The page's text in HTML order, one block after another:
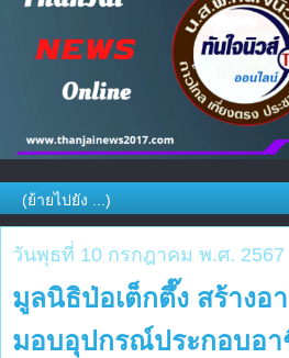
วันพุธที่ 10 กรกฎาคม พ.ศ. 2567
มูลนิธิป่อเต็กตึ๊ง สร้างอ
มอบอุปกรณ์ประกอบอ